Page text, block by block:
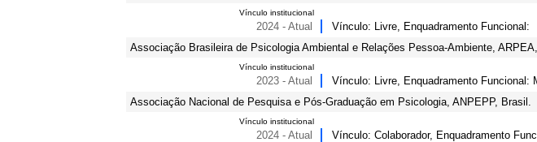
Vínculo institucional
2024 - Atual
Vínculo: Livre, Enquadramento Funcional:
Associação Brasileira de Psicologia Ambiental e Relações Pessoa-Ambiente,
Vínculo institucional
2023 - Atual
Vínculo: Livre, Enquadramento Funcional:
Associação Nacional de Pesquisa e Pós-Graduação em Psicologia, ANPEPP, Brasil.
Vínculo institucional
2024 - Atual Vínculo: Colaborador, Enquadramento